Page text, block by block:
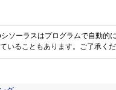
ソーラスはプログラムで自動的
いることもあります。ご了承く